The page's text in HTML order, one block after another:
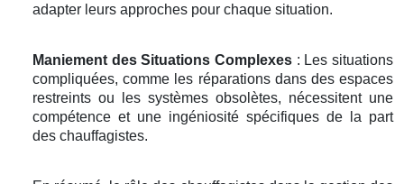
adapter leurs approches pour chaque situation.
Maniement des Situations Complexes : Les situations
compliquées, comme les réparations dans des espaces
restreints ou les systèmes obsolètes, nécessitent une
compétence et une ingéniosité spécifiques de la part
des chauffagistes.